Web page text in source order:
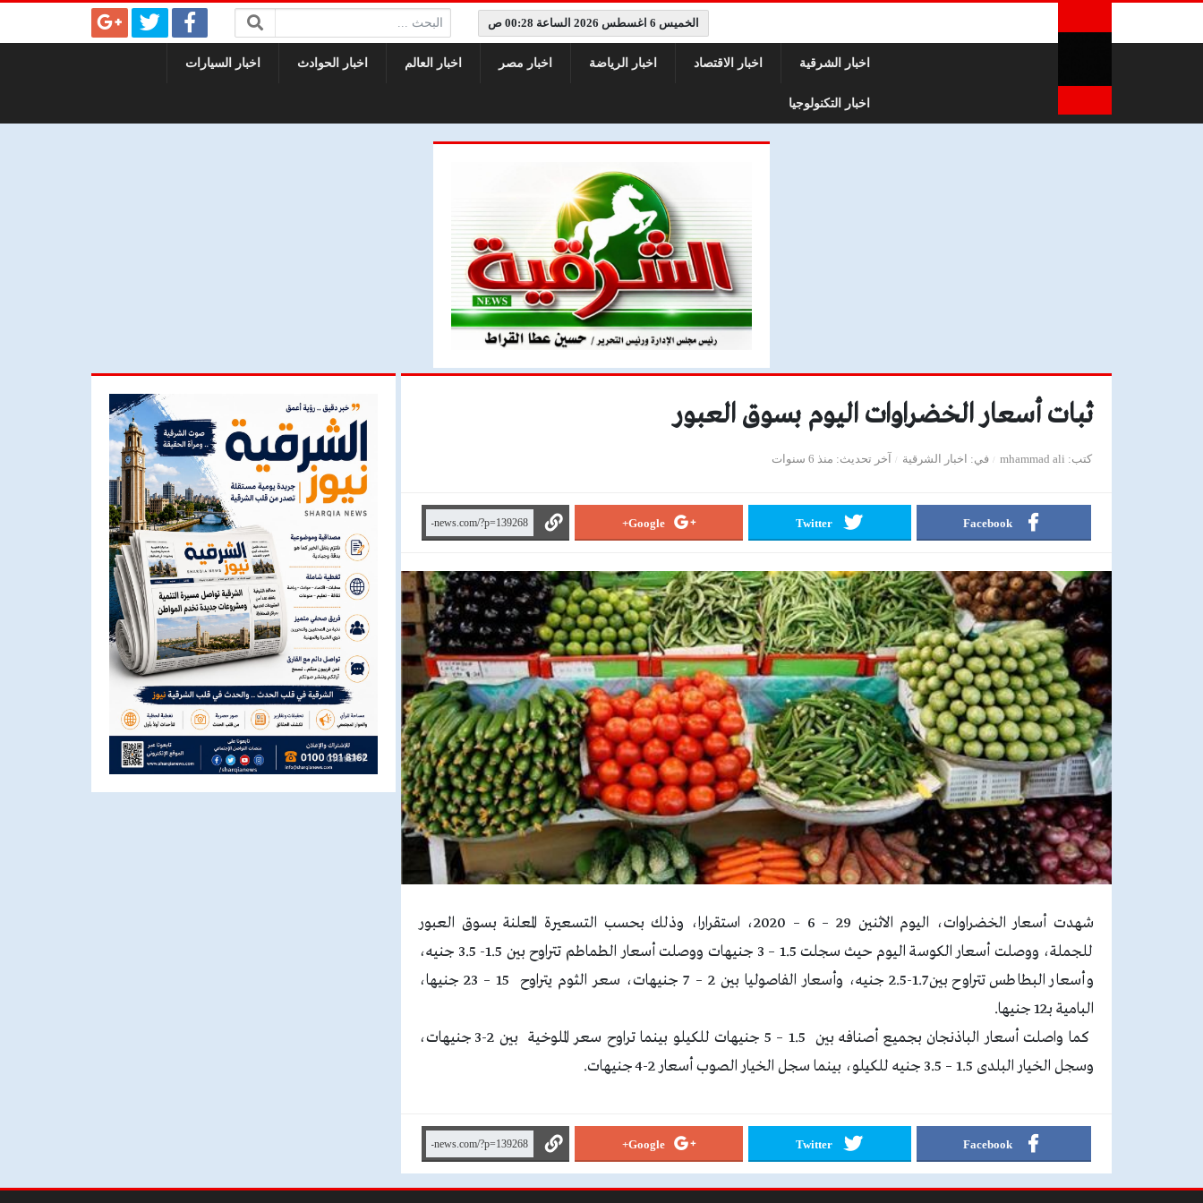
الخميس 6 اغسطس 2026 الساعة 00:28 ص البحث:
اخبار الشرقية اخبار الاقتصاد اخبار الرياضة اخبار مصر اخبار العالم اخبار الحوادث اخبار السيارات
اخبار التكنولوجيا
ثبات أسعار الخضراوات اليوم بسوق العبور
كتب mhammad ali في اخبار الشرقية آخر تحديث منذ 6 سنوات
Facebook
Twitter
Google+
شهدت أسعار الخضراوات، اليوم الاثنين 29 – 6 – 2020، استقرارا، وذلك بحسب التسعيرة المعلنة بسوق العبور
للجملة، ووصلت أسعار الكوسة اليوم حيث سجلت 1.5 – 3 جنيهات ووصلت أسعار الطماطم تتراوح بين 1.5- 3.5 جنيه،
وأسعار البطاطس تتراوح بين 1.7-2.5 جنيه، وأسعار الفاصوليا بين 2 – 7 جنيهات، سعر الثوم يتراوح 15 – 23 جنيها،
البامية بـ12 جنيها.
كما واصلت أسعار الباذنجان بجميع أصنافه بين 1.5 – 5 جنيهات للكيلو بينما تراوح سعر الملوخية بين 2-3 جنيهات،
وسجل الخيار البلدى 1.5 – 3.5 جنيه للكيلو، بينما سجل الخيار الصوب أسعار 2-4 جنيهات.
Facebook
Twitter
Google+